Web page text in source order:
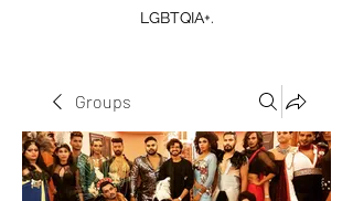
LGBTQIA+.
Groups